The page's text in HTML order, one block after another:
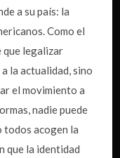
a su país: la
Como el
que legalizar
la actualidad, sino
el movimiento a
nadie puede
todos acogen la
que la identidad